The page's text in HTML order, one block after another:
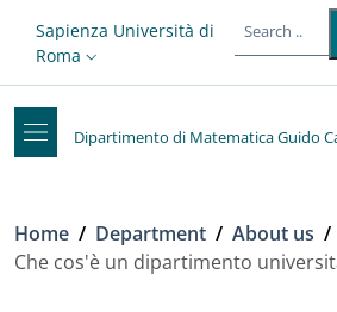
Top-level
Slim top
Sapienza Università di
Roma
Dipartimento di Matematica Guido
Breadcrumb
Home / Department / About us /
Che cos'è un dipartimento